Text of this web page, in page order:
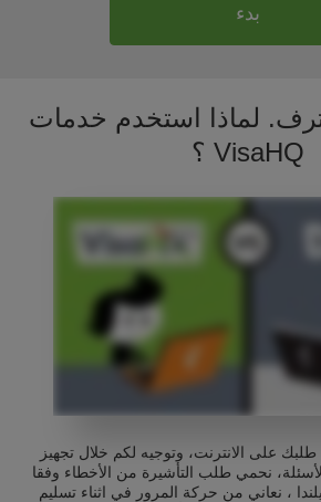
بدء
لماذا استخدم خدمات
VisaHQ ؟
على الانترنت، وتوجيه لكم خلال تجهيز
نحمي طلب التأشيرة من الأخطاء وفقا
، نعاني من حركة المرور في اثناء تسليم